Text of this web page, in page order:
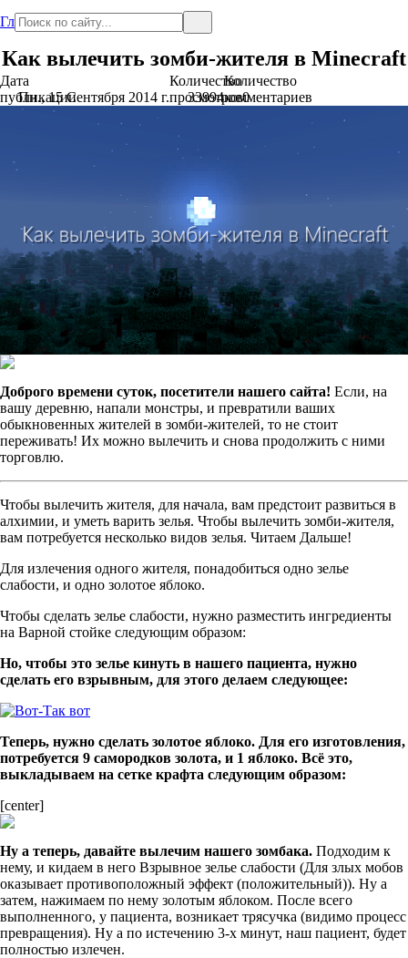
Главная
Как вылечить зомби-жителя в Minecraft
Дата
публикации
Пн., 15 Сентября 2014 г.
Количество
просмотров
33994
Количество
комментариев
0
Доброго времени суток, посетители нашего сайта! Если, на
вашу деревню, напали монстры, и превратили ваших
обыкновенных жителей в зомби-жителей, то не стоит
переживать! Их можно вылечить и снова продолжить с ними
торговлю.
Чтобы вылечить жителя, для начала, вам предстоит развиться в
алхимии, и уметь варить зелья. Чтобы вылечить зомби-жителя,
вам потребуется несколько видов зелья. Читаем Дальше!
Для излечения одного жителя, понадобиться одно зелье
слабости, и одно золотое яблоко.
Чтобы сделать зелье слабости, нужно разместить ингредиенты
на Варной стойке следующим образом:
Но, чтобы это зелье кинуть в нашего пациента, нужно
сделать его взрывным, для этого делаем следующее:
Теперь, нужно сделать золотое яблоко. Для его изготовления,
потребуется 9 самородков золота, и 1 яблоко. Всё это,
выкладываем на сетке крафта следующим образом:
[center]
Ну а теперь, давайте вылечим нашего зомбака. Подходим к
нему, и кидаем в него Взрывное зелье слабости (Для злых мобов
оказывает противоположный эффект (положительный)). Ну а
затем, нажимаем по нему золотым яблоком. После всего
выполненного, у пациента, возникает трясучка (видимо процесс
превращения). Ну а по истечению 3-х минут, наш пациент, будет
полностью излечен.